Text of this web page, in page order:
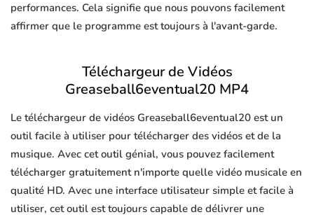
performances. Cela signifie que nous pouvons facilement
affirmer que le programme est toujours à l'avant-garde.
Téléchargeur de Vidéos
Greaseball6eventual20 MP4
Le téléchargeur de vidéos Greaseball6eventual20 est un
outil facile à utiliser pour télécharger des vidéos et de la
musique. Avec cet outil génial, vous pouvez facilement
télécharger gratuitement n'importe quelle vidéo musicale en
qualité HD. Avec une interface utilisateur simple et facile à
utiliser, cet outil est toujours capable de délivrer une